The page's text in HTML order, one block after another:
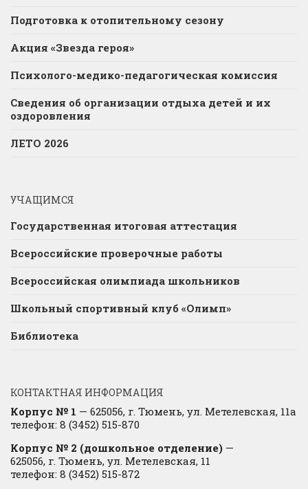
Подготовка к отопительному сезону
Акция «Звезда героя»
Психолого-медико-педагогическая комиссия
Сведения об организации отдыха детей и их
оздоровления
ЛЕТО 2026
УЧАЩИМСЯ
Государственная итоговая аттестация
Всероссийские проверочные работы
Всероссийская олимпиада школьников
Школьный спортивный клуб «Олимп»
Библиотека
КОНТАКТНАЯ ИНФОРМАЦИЯ
Корпус № 1 — 625056, г. Тюмень, ул. Метелевская, 11а
телефон: 8 (3452) 515-870
Корпус № 2 (дошкольное отделение) —
625056, г. Тюмень, ул. Метелевская, 11
телефон: 8 (3452) 515-872